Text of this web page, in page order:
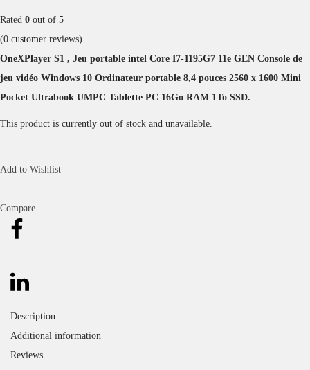
Rated 0 out of 5
(0 customer reviews)
OneXPlayer S1 , Jeu portable intel Core I7-1195G7 11e GEN Console de
jeu vidéo Windows 10 Ordinateur portable 8,4 pouces 2560 x 1600 Mini
Pocket Ultrabook UMPC Tablette PC 16Go RAM 1To SSD.
This product is currently out of stock and unavailable.
Add to Wishlist
Compare
Description
Additional information
Reviews